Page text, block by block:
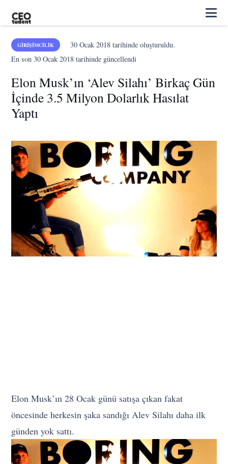
GIRIŞIMCILIK 30 Ocak 2018tarihinde oluşturuldu.
En son30 Ocak 2018 tarihinde güncellendi
Elon Musk’ın ‘Alev Silahı’ Birkaç Gün
İçinde 3.5 Milyon Dolarlık Hasılat
Yaptı
Elon Musk’ın 28 Ocak günü satışa çıkan fakat
öncesinde herkesin şaka sandığı Alev Silahı daha ilk
günden yok sattı.